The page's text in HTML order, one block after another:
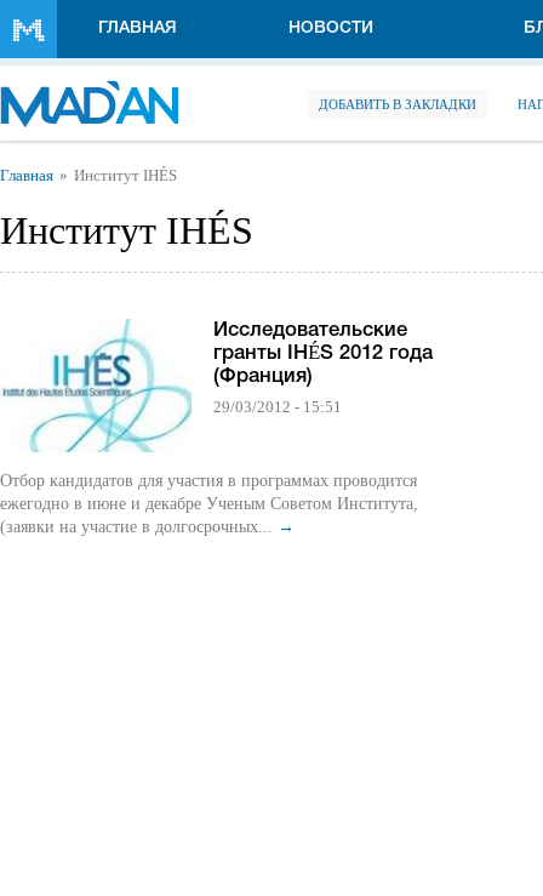
ГЛАВНАЯ НОВОСТИ
ДОБАВИТЬ В ЗАКЛАДКИ
Вы здесь
Главная Институт IHÉS
Институт IHÉS
Исследовательские
гранты IHÉS 2012 года
(Франция)
29/03/2012 - 15:51
Отбор кандидатов для участия в программах проводится
ежегодно в июне и декабре Ученым Советом Института,
(заявки на участие в долгосрочных... →